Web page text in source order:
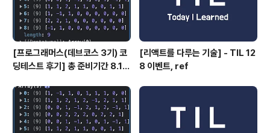
있..
[프로그래머스(데브코스 3기) 코
딩테스트 후기] 총 준비기간 8.1 ~
[리액트를 다루는 기술] - TIL 12
8 이벤트, ref